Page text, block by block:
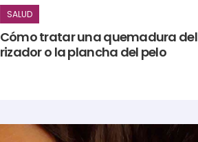
SALUD
Cómo tratar una quemadura del
rizador o la plancha del pelo